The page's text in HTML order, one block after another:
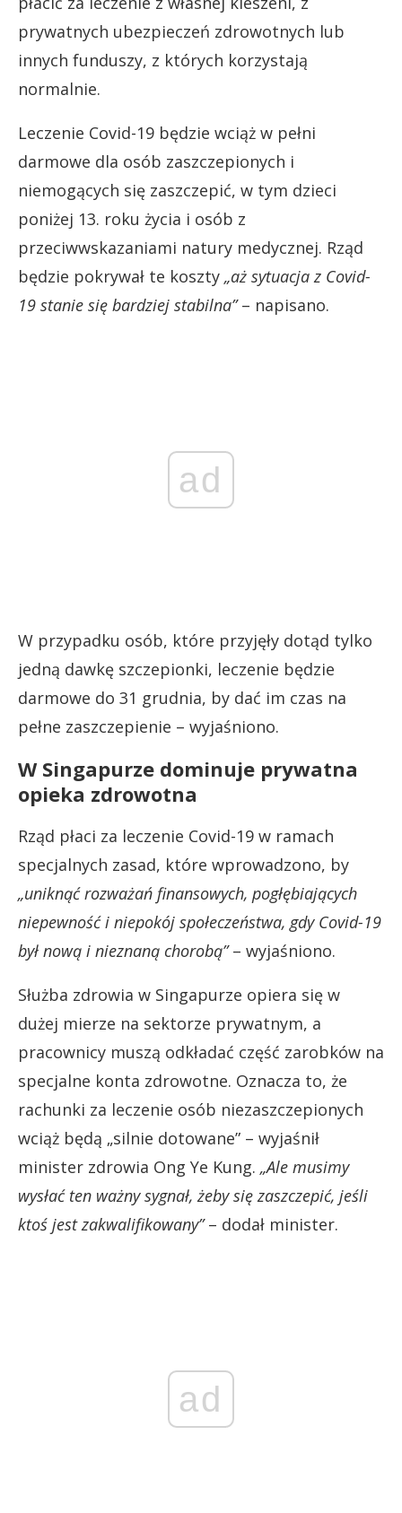
prywatnych ubezpieczeń zdrowotnych lub
innych funduszy, z których korzystają
normalnie.
Leczenie Covid-19 będzie wciąż w pełni
darmowe dla osób zaszczepionych i
niemogących się zaszczepić, w tym dzieci
poniżej 13. roku życia i osób z
przeciwwskazaniami natury medycznej. Rząd
będzie pokrywał te koszty „aż sytuacja z Covid-
19 stanie się bardziej stabilna”– napisano.
ad
W przypadku osób, które przyjęły dotąd tylko
jedną dawkę szczepionki, leczenie będzie
darmowe do 31 grudnia, by dać im czas na
pełne zaszczepienie – wyjaśniono.
W Singapurze dominuje prywatna
opieka zdrowotna
Rząd płaci za leczenie Covid-19 w ramach
specjalnych zasad, które wprowadzono, by
„uniknąć rozważań finansowych, pogłębiających
niepewność i niepokój społeczeństwa, gdy Covid-19
był nową i nieznaną chorobą”– wyjaśniono.
Służba zdrowia w Singapurze opiera się w
dużej mierze na sektorze prywatnym, a
pracownicy muszą odkładać część zarobków na
specjalne konta zdrowotne. Oznacza to, że
rachunki za leczenie osób niezaszczepionych
wciąż będą „silnie dotowane” – wyjaśnił
minister zdrowia Ong Ye Kung. „Ale musimy
wysłać ten ważny sygnał, żeby się zaszczepić, jeśli
ktoś jest zakwalifikowany”– dodał minister.
ad